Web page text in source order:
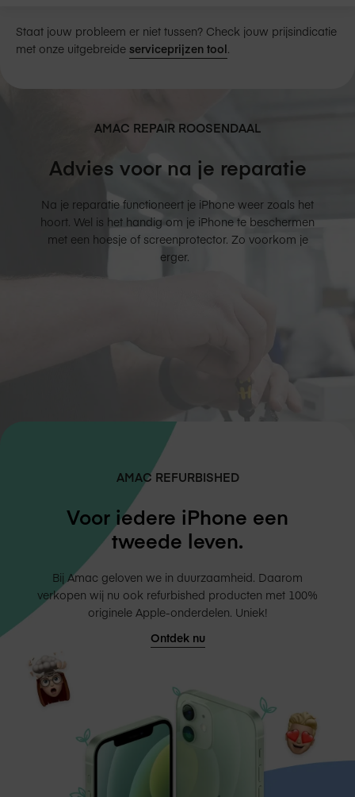
Staat jouw probleem er niet tussen? Check jouw prijsindicatie
met onze uitgebreide serviceprijzen tool.
AMAC REPAIR ROOSENDAAL
Advies voor na je reparatie
Na je reparatie functioneert je iPhone weer zoals het
hoort. Wel is het handig om je iPhone te beschermen
met een hoesje of screenprotector. Zo voorkom je
erger.
AMAC REFURBISHED
Voor iedere iPhone een
tweede leven.
Bij Amac geloven we in duurzaamheid. Daarom
verkopen wij nu ook refurbished producten met 100%
originele Apple-onderdelen. Uniek!
Ontdek nu